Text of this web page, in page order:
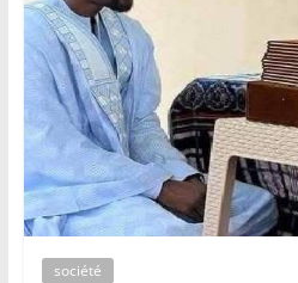
société